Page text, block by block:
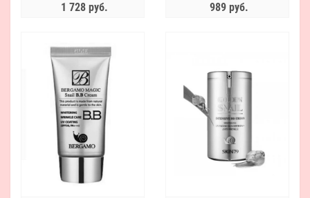
1 728 руб. 989 руб.